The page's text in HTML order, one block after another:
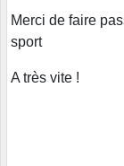
Merci de faire
sport
A très vite !